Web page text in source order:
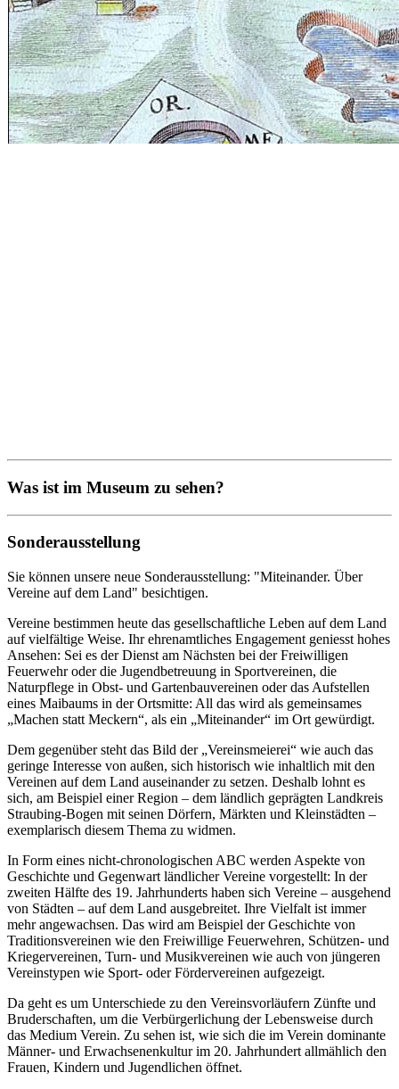
Was ist im Museum zu sehen?
Sonderausstellung
Sie können unsere neue Sonderausstellung: "Miteinander. Über
Vereine auf dem Land" besichtigen.
Vereine bestimmen heute das gesellschaftliche Leben auf dem Land
auf vielfältige Weise. Ihr ehrenamtliches Engagement geniesst hohes
Ansehen: Sei es der Dienst am Nächsten bei der Freiwilligen
Feuerwehr oder die Jugendbetreuung in Sportvereinen, die
Naturpflege in Obst- und Gartenbauvereinen oder das Aufstellen
eines Maibaums in der Ortsmitte: All das wird als gemeinsames
„Machen statt Meckern“, als ein „Miteinander“ im Ort gewürdigt.
Dem gegenüber steht das Bild der „Vereinsmeierei“ wie auch das
geringe Interesse von außen, sich historisch wie inhaltlich mit den
Vereinen auf dem Land auseinander zu setzen. Deshalb lohnt es
sich, am Beispiel einer Region – dem ländlich geprägten Landkreis
Straubing-Bogen mit seinen Dörfern, Märkten und Kleinstädten –
exemplarisch diesem Thema zu widmen.
In Form eines nicht-chronologischen ABC werden Aspekte von
Geschichte und Gegenwart ländlicher Vereine vorgestellt: In der
zweiten Hälfte des 19. Jahrhunderts haben sich Vereine – ausgehend
von Städten – auf dem Land ausgebreitet. Ihre Vielfalt ist immer
mehr angewachsen. Das wird am Beispiel der Geschichte von
Traditionsvereinen wie den Freiwillige Feuerwehren, Schützen- und
Kriegervereinen, Turn- und Musikvereinen wie auch von jüngeren
Vereinstypen wie Sport- oder Fördervereinen aufgezeigt.
Da geht es um Unterschiede zu den Vereinsvorläufern Zünfte und
Bruderschaften, um die Verbürgerlichung der Lebensweise durch
das Medium Verein. Zu sehen ist, wie sich die im Verein dominante
Männer- und Erwachsenenkultur im 20. Jahrhundert allmählich den
Frauen, Kindern und Jugendlichen öffnet.